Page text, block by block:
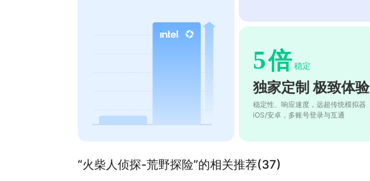
5倍 稳定
独家定制 极致体验
稳定性、响应速度，远超传统模拟器
iOS/安卓，多账号登录与互通
“火柴人侦探-荒野探险”的相关推荐(37)